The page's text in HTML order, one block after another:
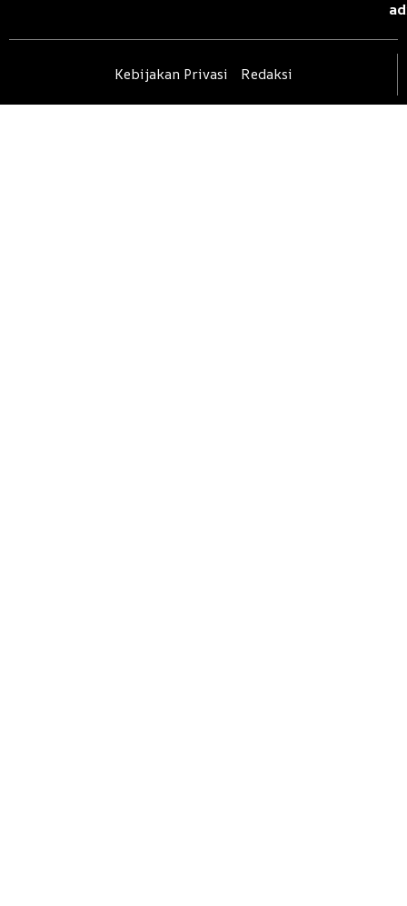
Kebijakan Privasi Redaksi